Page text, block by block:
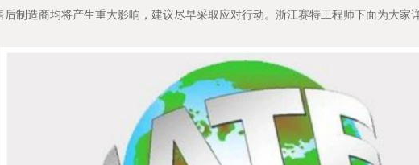
制造商均将产生重大影响，建议尽早采取应对行动。浙江赛特工程师下面为大家